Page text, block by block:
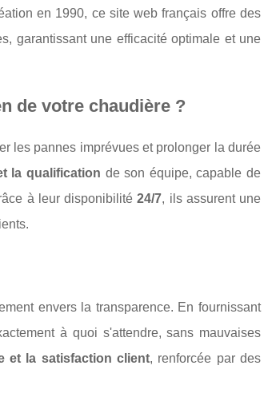
en 1990, ce site web français offre des
garantissant une efficacité optimale et une
de votre chaudière ?
les pannes imprévues et prolonger la durée
la qualification de son équipe, capable de
à leur disponibilité24/7, ils assurent une
envers la transparence. En fournissant
à quoi s'attendre, sans mauvaises
et la satisfaction client, renforcée par des